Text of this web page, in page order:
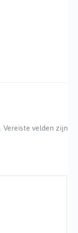
Vereiste velden zijn